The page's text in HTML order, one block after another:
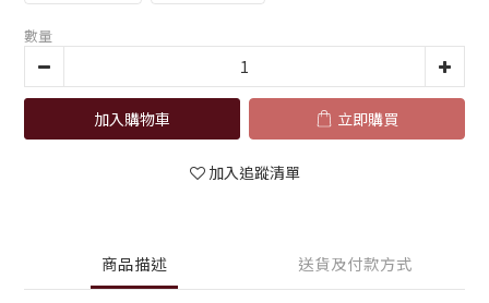
數量
加入購物車 立即購買
加入追蹤清單
商品描述 送貨及付款方式